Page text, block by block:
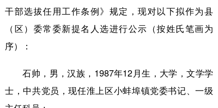
文化 书画 健康 军事
访谈 视频 图片 政务
食品 人居 信息化 数字经济
学术中国 乡村振兴 银龄 溯源中国
干部选拔任用工作条例》规定，现对以下拟作为县
（区）委常委新提名人选进行公示（按姓氏笔画为
序）：
石帅，男，汉族，1987年12月生，大学，文学学
士，中共党员，现任淮上区小蚌埠镇党委书记、一级